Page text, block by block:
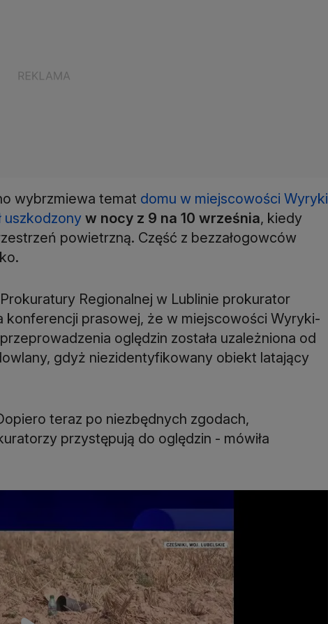
wybrzmiewa temat domu w miejscowości Wyryki
uszkodzony w nocy z 9 na 10 września, kiedy
powietrzną. Część z bezzałogowców
Regionalnej w Lublinie prokurator
konferencji prasowej, że w miejscowości Wyryki-
oględzin została uzależniona od
gdyż niezidentyfikowany obiekt latający
teraz po niezbędnych zgodach,
przystępują do oględzin - mówiła